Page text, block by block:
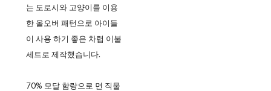
는 도로시와 고양이를 이용
한 올오버 패턴으로 아이들
이 사용 하기 좋은 차렵 이불
세트로 제작했습니다.
70% 모달 함량으로 면 직물